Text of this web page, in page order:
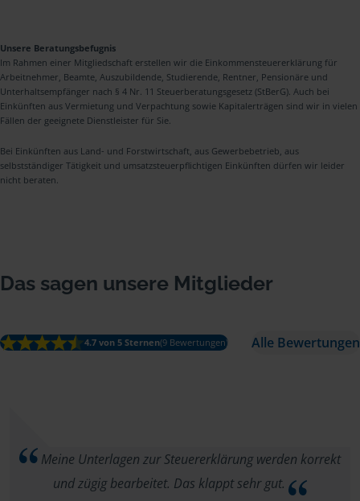
Unsere Beratungsbefugnis
Im Rahmen einer Mitgliedschaft erstellen wir die Einkommensteuererklärung für
Arbeitnehmer, Beamte, Auszubildende, Studierende, Rentner, Pensionäre und
Unterhaltsempfänger nach § 4 Nr. 11 Steuerberatungsgesetz (StBerG). Auch bei
Einkünften aus Vermietung und Verpachtung sowie Kapitalerträgen sind wir in vielen
Fällen der geeignete Dienstleister für Sie.
Bei Einkünften aus Land- und Forstwirtschaft, aus Gewerbebetrieb, aus
selbstständiger Tätigkeit und umsatzsteuerpflichtigen Einkünften dürfen wir leider
nicht beraten.
Das sagen unsere Mitglieder
4.7 von 5 Sternen(9 Bewertungen) Alle Bewertungen
Meine Unterlagen zur Steuererklärung werden korrekt
und zügig bearbeitet. Das klappt sehr gut.